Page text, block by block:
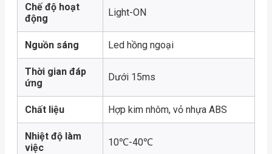
Chế độ hoạt
động
Light-ON
Nguồn sáng Led hồng ngoại
Thời gian đáp
ứng
Dưới 15ms
Chất liệu Hợp kim nhôm, vỏ nhựa ABS
Nhiệt độ làm
việc
10℃-40℃